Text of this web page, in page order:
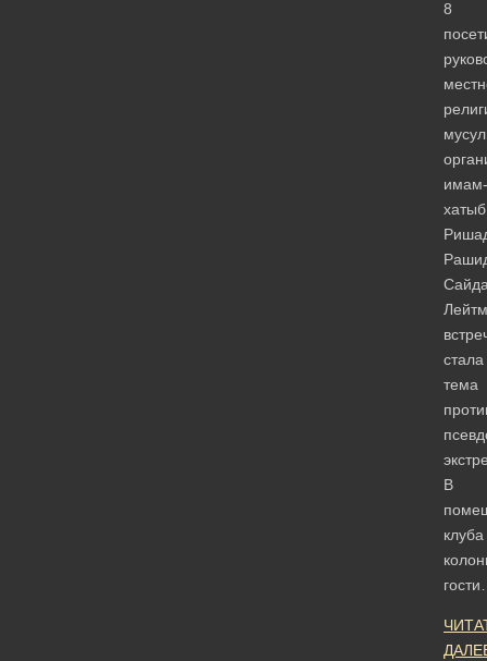
8
имам-
хатыб
стала
тема
В
клуба